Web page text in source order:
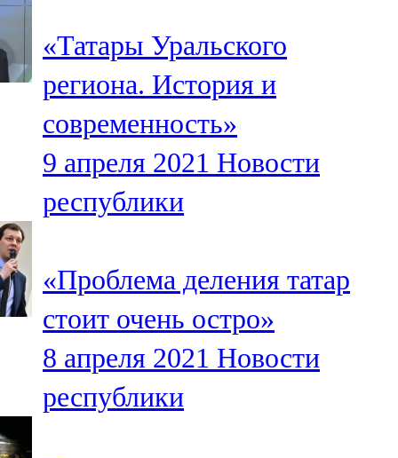
Мамадыш
106,2 FM
Минзәлә
107,3 FM
Мөслим
Нурлат
104,7 FM
Олы Әтнә
71,42 FM
«Татары Уральского
региона. История и
современность»
9 апреля 2021 Новости
республики
«Проблема деления татар
стоит очень остро»
8 апреля 2021 Новости
республики